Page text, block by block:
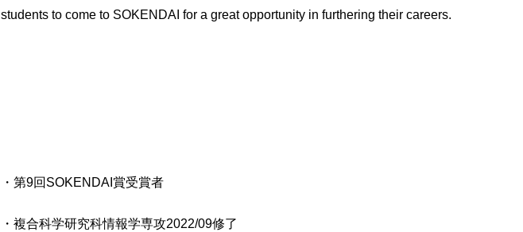
students to come to SOKENDAI for a great opportunity in furthering their careers.
・第9回SOKENDAI賞受賞者
・複合科学研究科情報学専攻2022/09修了